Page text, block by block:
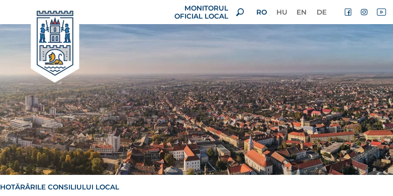
MONITORUL
OFICIAL LOCAL
RO HU EN DE
HOTĂRÂRILE CONSILIULUI LOCAL